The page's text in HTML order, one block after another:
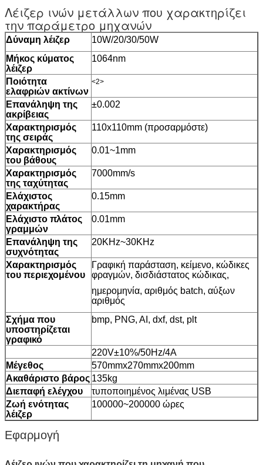
Λέιζερ ινών μετάλλων που χαρακτηρίζει
την παράμετρο μηχανών
Δύναμη λέιζερ
10W/20/30/50W
Μήκος κύματος
λέιζερ
1064nm
Ποιότητα
ελαφριών ακτίνων
<2>
Επανάληψη της
ακρίβειας
±0.002
Χαρακτηρισμός
της σειράς
110x110mm (προσαρμόστε)
Χαρακτηρισμός
του βάθους
0.01~1mm
Χαρακτηρισμός
της ταχύτητας
7000mm/s
Ελάχιστος
χαρακτήρας
0.15mm
Ελάχιστο πλάτος
γραμμών
0.01mm
Επανάληψη της
συχνότητας
20KHz~30KHz
Χαρακτηρισμός
του περιεχομένου
Γραφική παράσταση, κείμενο, κώδικες
φραγμών, δισδιάστατος κώδικας,
ημερομηνία, αριθμός batch, αύξων
αριθμός
Σχήμα που
υποστηρίζεται
γραφικό
bmp, PNG, AI, dxf, dst, plt
220V±10%/50Hz/4A
Μέγεθος
570mmx270mmx200mm
Ακαθάριστο βάρος 135kg
Διεπαφή ελέγχου
τυποποιημένος λιμένας USB
Ζωή ενότητας
λέιζερ
100000~200000 ώρες
Εφαρμογή